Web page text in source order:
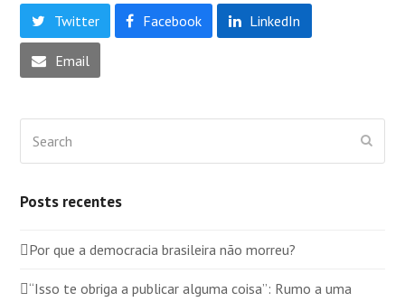
Twitter Facebook LinkedIn
Email
Posts recentes
Por que a democracia brasileira não morreu?
“Isso te obriga a publicar alguma coisa”: Rumo a uma